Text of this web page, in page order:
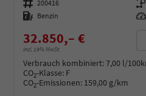
Fahrzeugnummer 200416 Getriebe
Kraftstoff Benzin Leistung
32.850,– €
incl. 19% MwSt.
Verbrauch kombiniert:7,00 l/
CO2-Klasse: F
CO2-Emissionen: 159,00 g/km